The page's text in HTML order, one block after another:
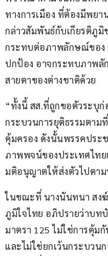
ทางการเมือง ที่ต้องมีพย
กล่าวสัมพันธ์กับเกียรติภู
กระทบต่อภาพลักษณ์ของ
ปกป้อง อาจกระทบภาพ
สายตาของต่างชาติด้วย
“ทั้งนี้ สส.ที่ถูกขอตัวระบุ
กระบวนการยุติธรรมตาม
คุ้มครอง ดังนั้นพรรคปร
ภาพพจน์ของประเทศไท
มติอนุญาตให้ส่งตัวไปตาม
ในขณะที่ นางนันทนา สง
ภูมิใจไทย อภิปรายว่าบ
มาตรา 125 ไม่ใช่การคุ้
และไม่ใช่ยกเว้นกระบวน